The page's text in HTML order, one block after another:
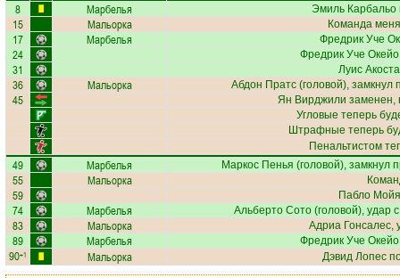
8 Марбелья Эмиль Карбальо
15 Мальорка Команда
17 Марбелья Фредрик Уче
24 Фредрик Уче Окейо
31 Луис Акоста
36 Мальорка Абдон Пратс (головой), замкнул
45 Ян Вирджили заменен,
Угловые теперь
Штрафные теперь
Пенальтистом
49 Марбелья Маркос Пенья (головой), замкнул
55 Мальорка
59 Пабло Мойя
74 Марбелья Альберто Сото(головой), удар
83 Мальорка Адриа Гонсалес,
89 Марбелья Фредрик Уче Окейо
90+1 Мальорка Дэвид Лопес